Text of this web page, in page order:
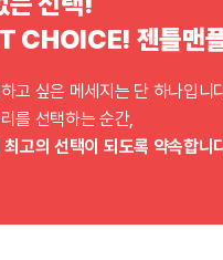
CHOICE! 젠틀맨
고 싶은 메세지는 단 하나입니
를 선택하는 순간,
최고의 선택이 되도록 약속합니